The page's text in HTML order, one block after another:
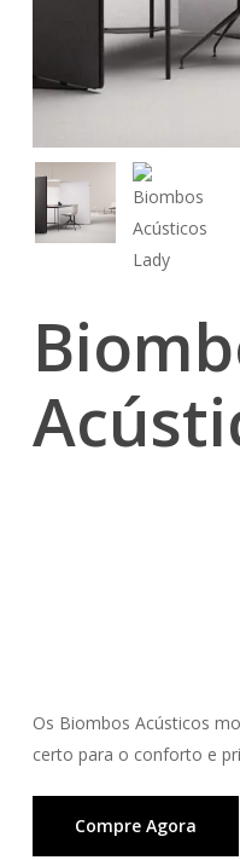
Os Biombos Acústicos
certo para o conforto e
Compre Agora